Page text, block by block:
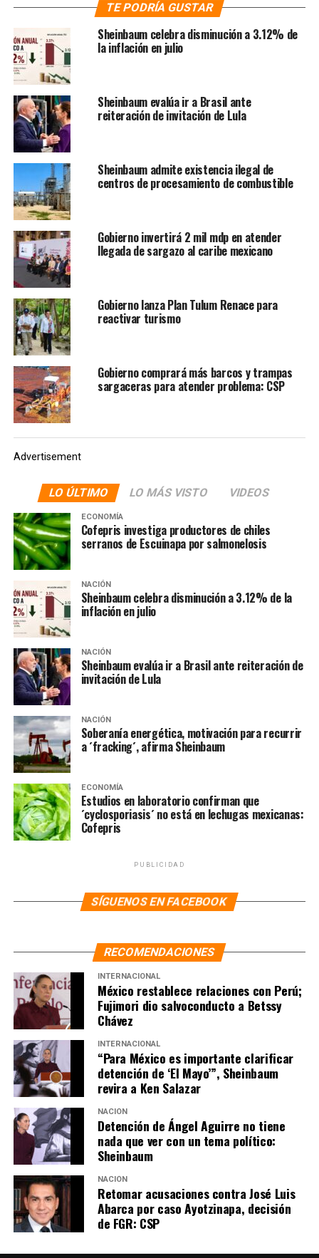
4.- A pesar de que el gobierno da mensajes positivos,
gran parte del mercado de las gasolinas sigue siendo
monopolizado por Pemex, lo que llevará a que el cambio
no sea inmediato o que incluso se den diferencias en el l
costo entre algunos estados o poblaciones.
NOTAS RELACIONADAS:
PEMEX
PETRÓLEO
SIGUIENTE
A un año de irse , Peña pide “apretar el paso”
NO TE PIERDAS
Encuesta en redes pone a Mancera al frente del Frente
TE PODRÍA GUSTAR
Sheinbaum celebra disminución a 3.12% de
la inflación en julio
Sheinbaum evalúa ir a Brasil ante
reiteración de invitación de Lula
Sheinbaum admite existencia ilegal de
centros de procesamiento de combustible
Gobierno invertirá 2 mil mdp en atender
llegada de sargazo al caribe mexicano
Gobierno lanza Plan Tulum Renace para
reactivar turismo
Gobierno comprará más barcos y trampas
sargaceras para atender problema: CSP
Advertisement
LO ÚLTIMO LO MÁS VISTO VIDEOS
ECONOMÍA
Cofepris investiga productores de chiles
serranos de Escuinapa por salmonelosis
NACIÓN
Sheinbaum celebra disminución a 3.12% de la
inflación en julio
NACIÓN
Sheinbaum evalúa ir a Brasil ante reiteración de
invitación de Lula
NACIÓN
Soberanía energética, motivación para recurrir
a ´fracking´, afirma Sheinbaum
ECONOMÍA
Estudios en laboratorio confirman que
´cyclosporiasis´ no está en lechugas mexicanas:
Cofepris
PUBLICIDAD
SÍGUENOS EN FACEBOOK
RECOMENDACIONES
INTERNACIONAL
México restablece relaciones con Perú;
Fujimori dio salvoconducto a Betssy
Chávez
INTERNACIONAL
“Para México es importante clarificar
detención de ‘El Mayo’”, Sheinbaum
revira a Ken Salazar
NACIÓN
Detención de Ángel Aguirre no tiene
nada que ver con un tema político:
Sheinbaum
NACIÓN
Retomar acusaciones contra José Luis
Abarca por caso Ayotzinapa, decisión
de FGR: CSP